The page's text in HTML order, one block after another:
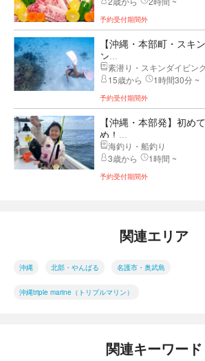
予約受付期間外
【沖縄・本部町・スキ
ン...
素潜り・スキンダイビン
15歳から
1時間30分 ~
予約受付期間外
【沖縄・本部発】初め
め！...
海釣り・船釣り
3歳から
1時間 ~
予約受付期間外
関連エリア
沖縄 北部・やんばる 名護市・奥武島
沖縄triple marine（トリプルマリン）
関連キーワード